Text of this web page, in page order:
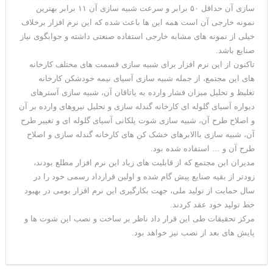
سازی آن حداقل ۵۰ برابر و سرعت شبیه سازی آن ۱۱ برابر بهترین
نمونه خارجی آن است همه این ها باعث شده که این نرم افزار برخلاف
خیلی از نمونه های مشابه خارجی استفاده صنعتی داشته و جوابگوی نیاز
صنایع باشد.
تاکنون از این نرم افزار برای شبیه سازی قسمت های مختلف کارخانه
های این مجتمع، از جمله شبیه سازی آسیای نیمه خودشکن کارخانه
تغلیظ و تحلیل میزان فشار وارده به یاتاقان آن، شبیه سازی آسترهای
دیواره آسیای گلوله ای کارخانه گندله سازی و تحلیل نیروهای وارده بر آن
و اصلاح طرح آن، شبیه سازی شوت پلکانی آسیای گلوله ای و تغییر طرح
آن، شبیه سازی باالابرهای خشک کن های کارخانه گندله سازی و اصلاح
طرح آن و … استفاده شده بود.
مدیران این مجتمع که از قابلیت های زیاد این نرم افزار مطلع بودند،
زودتر از بقیه صنایع پیش گام شده و اولین قرارداد رسمی خود را در
سال حمایت از تولید ملی، جهت بکارگیری این نرم افزار بومی در بهبود
خط تولید خود عقد کردند.
مرکز تحقیقات طی این قرار داد ناظر بر ساخت و نصب این شوت ها و
پایش های بعد از نصب نیز خواهد بود.